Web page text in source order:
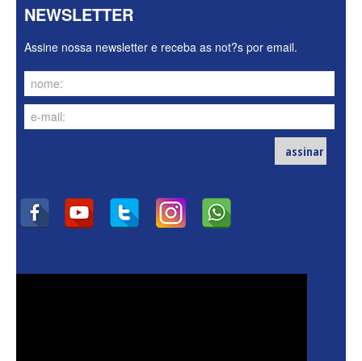
NEWSLETTER
Assine nossa newsletter e receba as not?s por email.